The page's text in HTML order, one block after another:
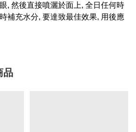
, 然後直接噴灑於面上, 全日任何時
補充水分, 要達致最佳效果, 用後應
品